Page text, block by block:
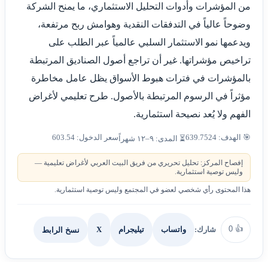
من المؤشرات وأدوات التحليل الاستثماري، ما يمنح الشركة
وضوحاً عالياً في التدفقات النقدية وهوامش ربح مرتفعة،
ويدعمها نمو الاستثمار السلبي عالمياً عبر الطلب على
تراخيص مؤشراتها. غير أن تراجع أصول الصناديق المرتبطة
بالمؤشرات في فترات هبوط الأسواق يظل عامل مخاطرة
مؤثراً في الرسوم المرتبطة بالأصول. طرح تعليمي لأغراض
الفهم ولا يُعد نصيحة استثمارية.
🎯 الهدف: 639.7524 ⏳ المدى: ٩–١٢ شهراً سعر الدخول: 603.54
إفصاح المركز: تحليل تحريري من فريق البيت العربي لأغراض تعليمية —
وليس توصية استثمارية.
هذا المحتوى رأي شخصي لعضو في المجتمع وليس توصية استثمارية.
👍
0 شارك: واتساب تيليجرام X نسخ الرابط